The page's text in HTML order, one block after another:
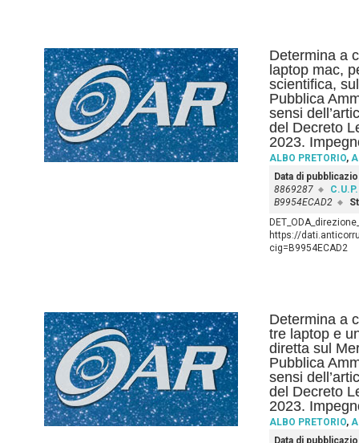
Determina a
laptop mac,
scientifica,
Pubblica
sensi
del Decreto
2023.
ALBO PRETORIO,
Data di
8869287
C.U.P.
B9954ECAD2
https://
cig=B9954ECAD2
Determina a
tre laptop e
diretta sul
Pubblica
sensi
del Decreto
2023.
ALBO PRETORIO,
Data di